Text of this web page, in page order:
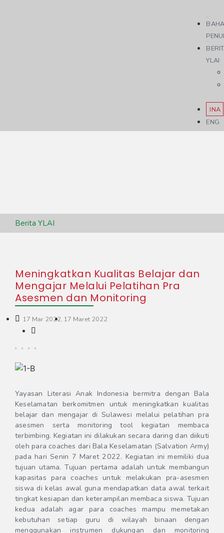
YLAI
INA
ENG
Berita YLAI
Meningkatkan Kualitas Belajar dan
Mengajar Melalui Pelatihan Pra
Asesmen dan Monitoring
17 Mar 2022, 17 Maret 2022
Yayasan Literasi Anak Indonesia bermitra dengan Bala
Keselamatan berkomitmen untuk meningkatkan kualitas
belajar dan mengajar di Sulawesi melalui pelatihan pra
asesmen serta monitoring tool kegiatan membaca
terbimbing. Kegiatan ini dilakukan secara daring dan diikuti
oleh para coaches dari Bala Keselamatan (Salvation Army)
pada hari Senin 7 Maret 2022. Kegiatan ini memiliki dua
tujuan utama. Tujuan pertama adalah untuk membangun
kapasitas para coaches untuk melakukan pra-asesmen
siswa di kelas awal guna mendapatkan data awal terkait
tingkat kesiapan dan keterampilan membaca siswa. Tujuan
kedua adalah agar para coaches mampu memetakan
kebutuhan setiap guru di wilayah binaan dengan
menggunakan instrumen dukungan dan monitoring